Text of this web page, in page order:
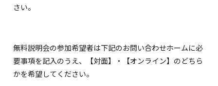
さい。
無料説明会の参加希望者は下記のお問い合わせホームに必
要事項を記入のうえ、【対面】・【オンライン】のどちら
かを希望してください。